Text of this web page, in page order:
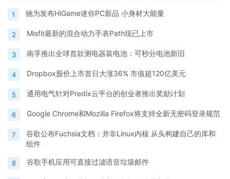
1 驰为发布HiGame迷你PC新品 小身材大能量
2 Misfit最新的混合动力手表Path现已上市
3 南孚推出全球首款测电器装电池：可秒分电池新旧
4 Dropbox股价上市首日大涨36% 市值超120亿美元
5 通用电气针对Predix云平台的创业者推出奖励计划
6 Google Chrome和Mozilla Firefox将支持全新无密码登录规范
7
谷歌公布Fuchsia文档：并非Linux内核 从头构建自己的库和
组件
8 谷歌手机应用可直接过滤语音垃圾邮件